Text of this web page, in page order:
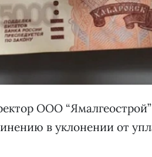
ООО
в уклонении от